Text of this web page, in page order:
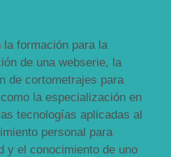
formación para la
de una webserie, la
de cortometrajes para
la especialización en
tecnologías aplicadas al
personal para
y el conocimiento de uno